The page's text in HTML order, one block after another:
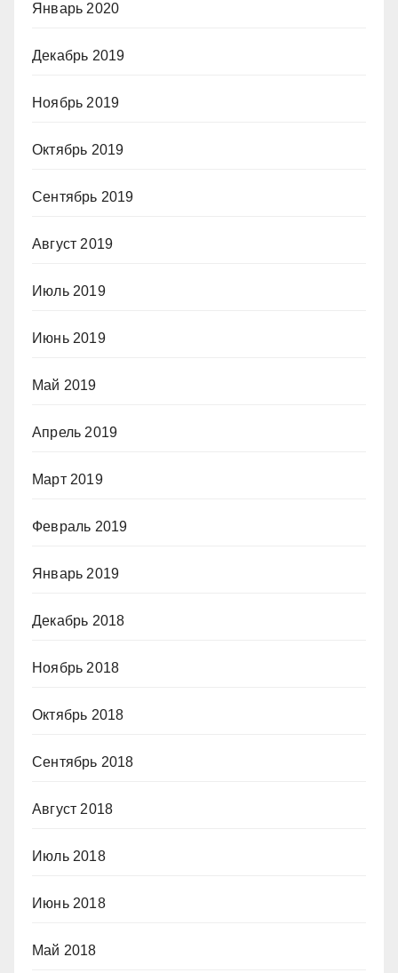
Январь 2020
Декабрь 2019
Ноябрь 2019
Октябрь 2019
Сентябрь 2019
Август 2019
Июль 2019
Июнь 2019
Май 2019
Апрель 2019
Март 2019
Февраль 2019
Январь 2019
Декабрь 2018
Ноябрь 2018
Октябрь 2018
Сентябрь 2018
Август 2018
Июль 2018
Июнь 2018
Май 2018